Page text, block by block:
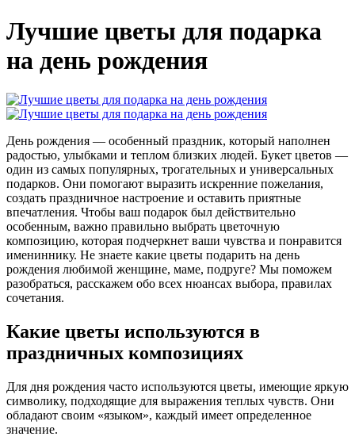
Лучшие цветы для подарка
на день рождения
День рождения — особенный праздник, который наполнен
радостью, улыбками и теплом близких людей. Букет цветов —
один из самых популярных, трогательных и универсальных
подарков. Они помогают выразить искренние пожелания,
создать праздничное настроение и оставить приятные
впечатления. Чтобы ваш подарок был действительно
особенным, важно правильно выбрать цветочную
композицию, которая подчеркнет ваши чувства и понравится
имениннику. Не знаете какие цветы подарить на день
рождения любимой женщине, маме, подруге? Мы поможем
разобраться, расскажем обо всех нюансах выбора, правилах
сочетания.
Какие цветы используются в
праздничных композициях
Для дня рождения часто используются цветы, имеющие яркую
символику, подходящие для выражения теплых чувств. Они
обладают своим «языком», каждый имеет определенное
значение.